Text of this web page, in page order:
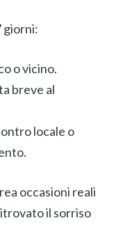
giorni:
o vicino.
breve al
locale o
occasioni reali
il sorriso